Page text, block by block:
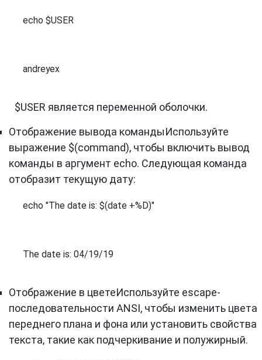
echo $USER
andreyex
$USER является переменной оболочки.
Отображение вывода командыИспользуйте
выражение $(command), чтобы включить вывод
команды в аргумент echo. Следующая команда
отобразит текущую дату:
echo "The date is: $(date +%D)"
The date is: 04/19/19
Отображение в цветеИспользуйте escape-
последовательности ANSI, чтобы изменить цвета
переднего плана и фона или установить свойства
текста, такие как подчеркивание и полужирный.